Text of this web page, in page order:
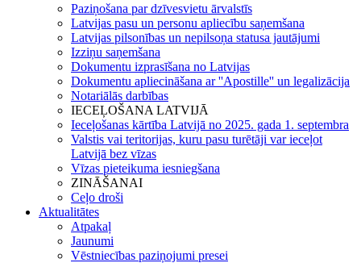
Paziņošana par dzīvesvietu ārvalstīs
Latvijas pasu un personu apliecību saņemšana
Latvijas pilsonības un nepilsoņa statusa jautājumi
Izziņu saņemšana
Dokumentu izprasīšana no Latvijas
Dokumentu apliecināšana ar ''Apostille'' un legalizācija
Notariālās darbības
IECEĻOŠANA LATVIJĀ
Ieceļošanas kārtība Latvijā no 2025. gada 1. septembra
Valstis vai teritorijas, kuru pasu turētāji var ieceļot
Latvijā bez vīzas
Vīzas pieteikuma iesniegšana
ZINĀŠANAI
Ceļo droši
Aktualitātes
Atpakaļ
Jaunumi
Vēstniecības paziņojumi presei